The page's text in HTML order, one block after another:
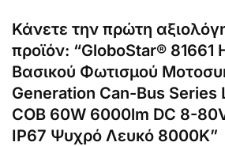
Κάνετε την πρώτη
προϊόν: “GloboStar® 81661
Βασικού Φωτισμού
Generation Can-Bus Series
COB 60W 6000lm DC 8-
IP67 Ψυχρό Λευκό 8000K”